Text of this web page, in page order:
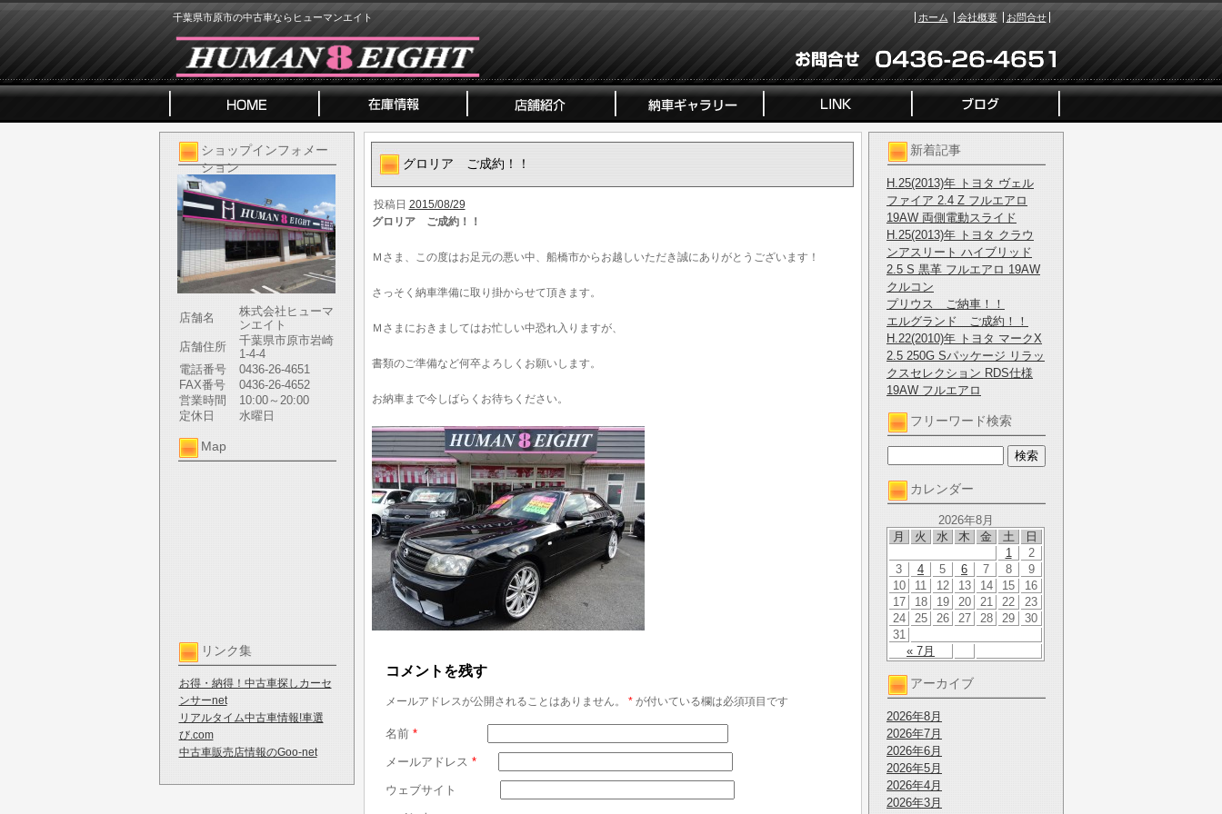
千葉県市原市の中古車ならヒューマンエイト ホーム 会社概要 お問合せ
ショップインフォメー
ション
店舗名
株式会社ヒューマ
ンエイト
店舗住所
千葉県市原市岩崎
1-4-4
電話番号
0436-26-4651
FAX番号
0436-26-4652
営業時間
10:00～20:00
定休日
水曜日
Map
リンク集
お得・納得！中古車探しカーセ
ンサーnet
リアルタイム中古車情報!車選
び.com
中古車販売店情報のGoo-net
新着記事
H.25(2013)年 トヨタ ヴェル
ファイア 2.4 Z フルエアロ
19AW 両側電動スライド
H.25(2013)年 トヨタ クラウ
ンアスリート ハイブリッド
2.5 S 黒革 フルエアロ 19AW
クルコン
プリウス ご納車！！
エルグランド ご成約！！
H.22(2010)年 トヨタ マークX
2.5 250G Sパッケージ リラッ
クスセレクション RDS仕様
19AW フルエアロ
フリーワード検索
カレンダー
2026年8月
月
火 水 木 金 土 日
« 7月
1
2
3
4 5 6 7 8
9
10
11 12 13 14 15
16
17
18 19 20 21 22
23
24
25 26 27 28 29
30
31
アーカイブ
2026年8月
2026年7月
2026年6月
2026年5月
2026年4月
2026年3月
グロリア ご成約！！
投稿日 2015/08/29
グロリア ご成約！！
Ｍさま、この度はお足元の悪い中、船橋市からお越しいただき誠にありがとうございます！
さっそく納車準備に取り掛からせて頂きます。
Ｍさまにおきましてはお忙しい中恐れ入りますが、
書類のご準備など何卒よろしくお願いします。
お納車まで今しばらくお待ちください。
コメントを残す
メールアドレスが公開されることはありません。 *が付いている欄は必須項目です
名前 *
メールアドレス *
ウェブサイト